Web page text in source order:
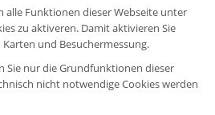
alle Funktionen dieser Webseite unter
zu aktiveren. Damit aktivieren Sie
und Besuchermessung.
Sie nur die Grundfunktionen dieser
nicht notwendige Cookies werden